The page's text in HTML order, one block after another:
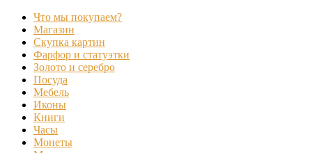
Что мы покупаем?
Магазин
Скупка картин
Фарфор и статуэтки
Золото и серебро
Посуда
Мебель
Иконы
Книги
Часы
Монеты